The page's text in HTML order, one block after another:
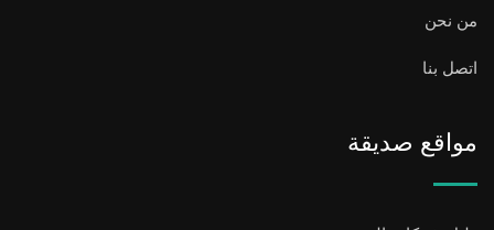
من نحن
اتصل بنا
مواقع صديقة